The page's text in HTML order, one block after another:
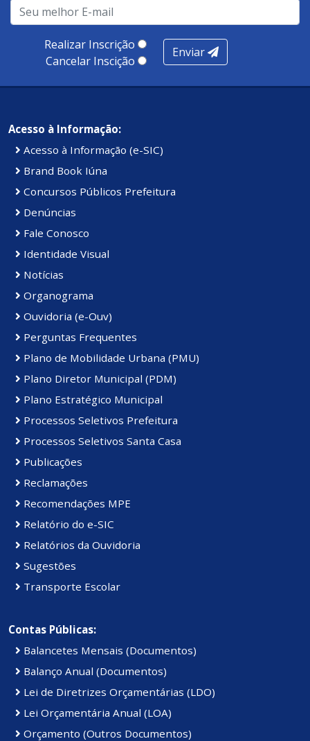
Realizar Inscrição
Cancelar Inscição
Enviar
Acesso à Informação:
Acesso à Informação (e-SIC)
Brand Book Iúna
Concursos Públicos Prefeitura
Denúncias
Fale Conosco
Identidade Visual
Notícias
Organograma
Ouvidoria (e-Ouv)
Perguntas Frequentes
Plano de Mobilidade Urbana (PMU)
Plano Diretor Municipal (PDM)
Plano Estratégico Municipal
Processos Seletivos Prefeitura
Processos Seletivos Santa Casa
Publicações
Reclamações
Recomendações MPE
Relatório do e-SIC
Relatórios da Ouvidoria
Sugestões
Transporte Escolar
Contas Públicas:
Balancetes Mensais (Documentos)
Balanço Anual (Documentos)
Lei de Diretrizes Orçamentárias (LDO)
Lei Orçamentária Anual (LOA)
Orçamento (Outros Documentos)